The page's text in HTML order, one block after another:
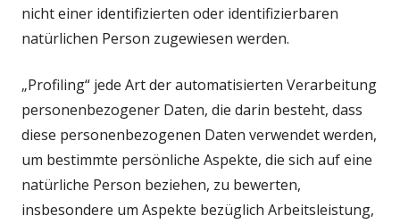
nicht einer identifizierten oder identifizierbaren
natürlichen Person zugewiesen werden.
„Profiling“ jede Art der automatisierten Verarbeitung
personenbezogener Daten, die darin besteht, dass
diese personenbezogenen Daten verwendet werden,
um bestimmte persönliche Aspekte, die sich auf eine
natürliche Person beziehen, zu bewerten,
insbesondere um Aspekte bezüglich Arbeitsleistung,